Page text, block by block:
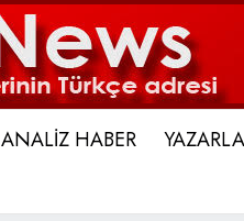
ANALİZ HABER